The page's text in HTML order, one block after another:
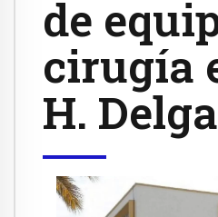
de
cirugía
H.